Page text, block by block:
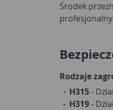
Środek
Rodzaje
H315-
H319-